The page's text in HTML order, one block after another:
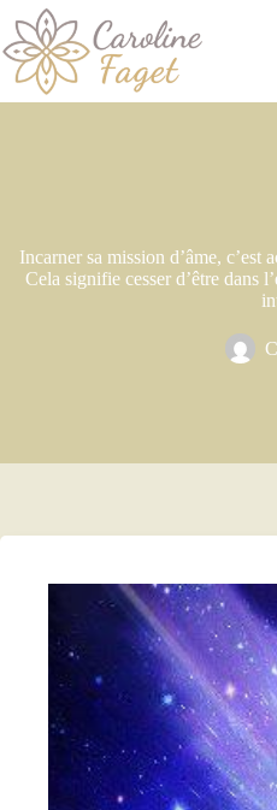
Incarner sa mission d’âme,
Cela signifie cesser d’être dans